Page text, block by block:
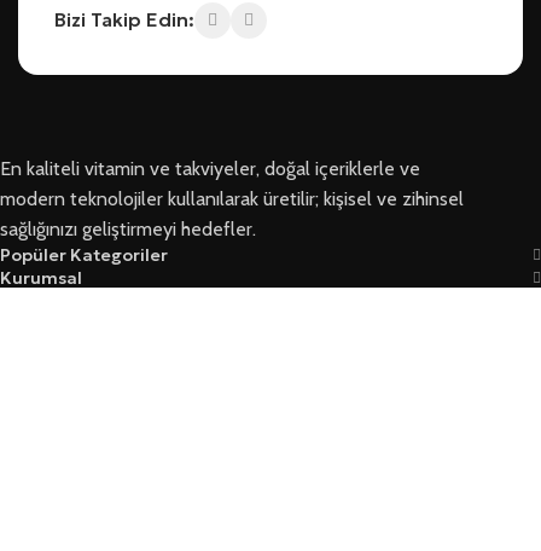
Bizi Takip Edin:
En kaliteli vitamin ve takviyeler, doğal içeriklerle ve
modern teknolojiler kullanılarak üretilir; kişisel ve zihinsel
sağlığınızı geliştirmeyi hedefler.
Popüler Kategoriler
Kurumsal